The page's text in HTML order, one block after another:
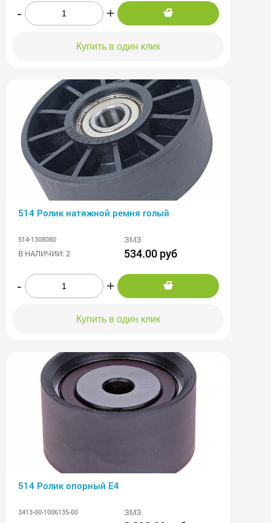
- +
Купить в один клик
514 Ролик натяжной ремня голый
514-1308080
ЗМЗ
В НАЛИЧИИ: 2
534.00 руб
- +
Купить в один клик
514 Ролик опорный Е4
3413-00-1006135-00
ЗМЗ